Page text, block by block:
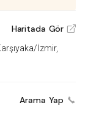
Haritada Gör V
İzmir,
Arama Yap